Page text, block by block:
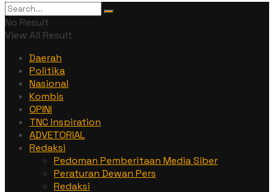
No Result
View All Result
Daerah
Politika
Nasional
Kombis
OPINI
TNC Inspiration
ADVETORIAL
Redaksi
Pedoman Pemberitaan Media Siber
Peraturan Dewan Pers
Redaksi